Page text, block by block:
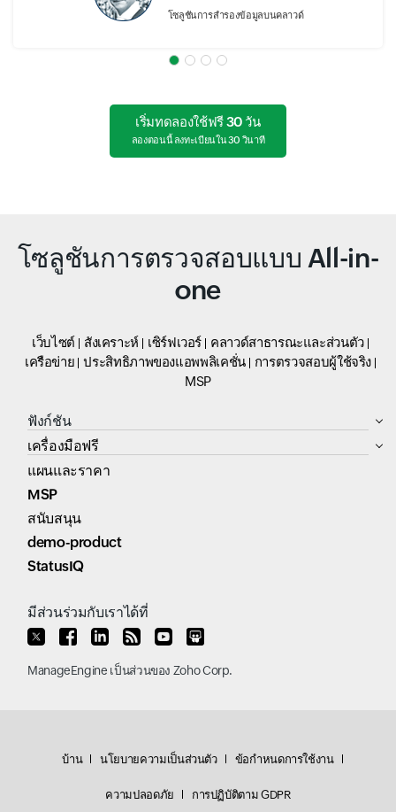
โซลูชันการสำรองข้อมูลบนคลาวด์
เริ่มทดลองใช้ฟรี 30 วัน
ลองตอนนี้ ลงทะเบียนใน 30 วินาที
โซลูชันการตรวจสอบแบบ All-in-
one
เว็บไซต์ สังเคราะห์ เซิร์ฟเวอร์
คลาวด์สาธารณะและส่วนตัว
เครือข่าย
ประสิทธิภาพของแอพพลิเคชั่น
การตรวจสอบผู้ใช้จริง
MSP
ฟังก์ชัน
เครื่องมือฟรี
แผนและราคา
MSP
สนับสนุน
demo-product
StatusIQ
มีส่วนร่วมกับเราได้ที่
ManageEngine เป็นส่วนของ Zoho Corp.
บ้าน นโยบายความเป็นส่วนตัว ข้อกำหนดการใช้งาน
ความปลอดภัย การปฏิบัติตาม GDPR